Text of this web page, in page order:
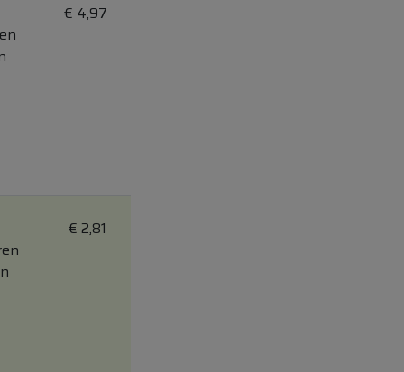
€ 4,97
€ 2,81